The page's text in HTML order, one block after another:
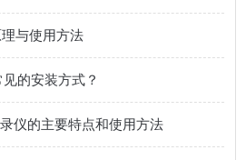
与使用方法
的安装方式？
仪的主要特点和使用方法